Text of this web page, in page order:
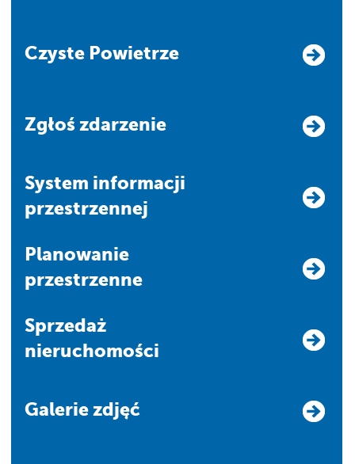
Czyste Powietrze
Zgłoś zdarzenie
system informacji
przestrzennej
Planowanie
przestrzenne
Sprzedaż
nieruchomości
Galerie zdjęć